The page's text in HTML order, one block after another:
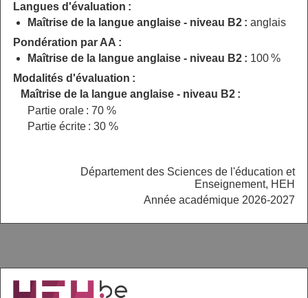
Langues d'évaluation :
Maîtrise de la langue anglaise - niveau B2 :anglais
Pondération par AA :
Maîtrise de la langue anglaise - niveau B2 : 100 %
Modalités d'évaluation :
Maîtrise de la langue anglaise - niveau B2 :
Partie orale : 70 %
Partie écrite : 30 %
Département des Sciences de l'éducation et
Enseignement, HEH
Année académique 2026-2027